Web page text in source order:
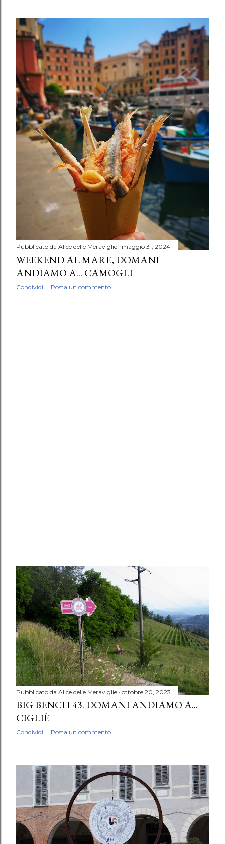
Pubblicato da Alice delle Meraviglie maggio 31, 2024
WEEKEND AL MARE, DOMANI
ANDIAMO A... CAMOGLI
Condividi Posta un commento
Pubblicato da Alice delle Meraviglie ottobre 20, 2023
BIG BENCH 43. DOMANI ANDIAMO A...
CIGLIÈ
Condividi Posta un commento